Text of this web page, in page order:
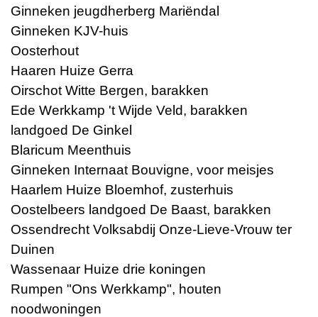
Ginneken jeugdherberg Mariëndal
Ginneken KJV-huis
Oosterhout
Haaren Huize Gerra
Oirschot Witte Bergen, barakken
Ede Werkkamp 't Wijde Veld, barakken
landgoed De Ginkel
Blaricum Meenthuis
Ginneken Internaat Bouvigne, voor meisjes
Haarlem Huize Bloemhof, zusterhuis
Oostelbeers landgoed De Baast, barakken
Ossendrecht Volksabdij Onze-Lieve-Vrouw ter
Duinen
Wassenaar Huize drie koningen
Rumpen "Ons Werkkamp", houten
noodwoningen